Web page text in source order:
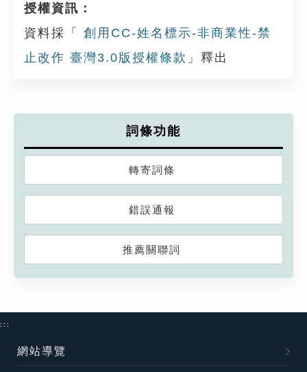
授權資訊：
資料採「
創用CC-姓名標示-非商業性-禁
止改作 臺灣3.0版授權條款 」釋出
詞條功能
轉寄詞條
錯誤通報
推薦關聯詞
:::
網站導覽